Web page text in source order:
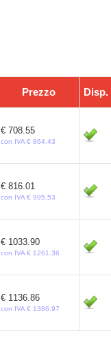
Prezzo Disp.
€ 708.55
con IVA € 864.43
€ 816.01
con IVA € 995.53
€ 1033.90
con IVA € 1261.36
€ 1136.86
con IVA € 1386.97